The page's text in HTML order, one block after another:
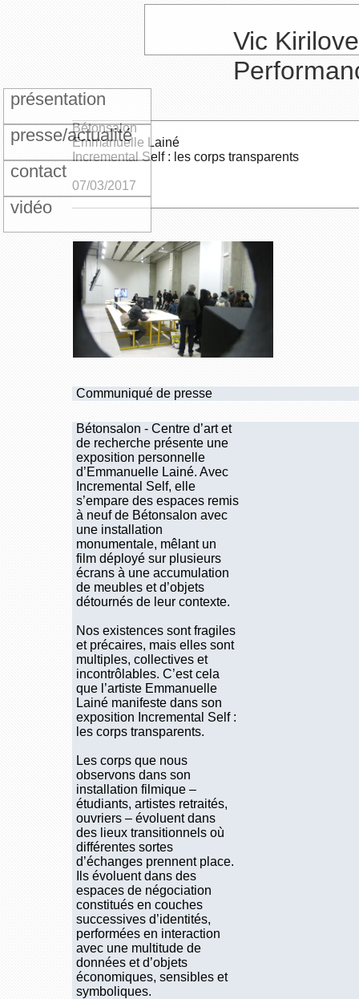
présentation
presse/actualité
contact
vidéo
Vic
Bétonsalon
Emmanuelle Lainé
Incremental Self : les corps transparents
07/03/2017
Communiqué de presse
Bétonsalon - Centre d’art et
de recherche présente une
exposition personnelle
d’Emmanuelle Lainé. Avec
Incremental Self, elle
s’empare des espaces remis
à neuf de Bétonsalon avec
une installation
monumentale, mêlant un
film déployé sur plusieurs
écrans à une accumulation
de meubles et d’objets
détournés de leur contexte.
Nos existences sont fragiles
et précaires, mais elles sont
multiples, collectives et
incontrôlables. C’est cela
que l’artiste Emmanuelle
Lainé manifeste dans son
exposition Incremental Self :
les corps transparents.
Les corps que nous
observons dans son
installation filmique –
étudiants, artistes retraités,
ouvriers – évoluent dans
des lieux transitionnels où
différentes sortes
d’échanges prennent place.
Ils évoluent dans des
espaces de négociation
constitués en couches
successives d’identités,
performées en interaction
avec une multitude de
données et d’objets
économiques, sensibles et
symboliques.